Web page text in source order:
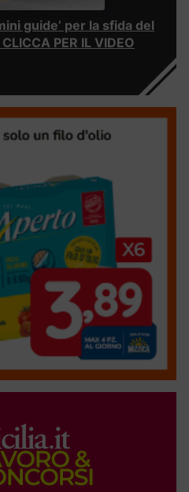
guide’ per la sfida del
PER IL VIDEO